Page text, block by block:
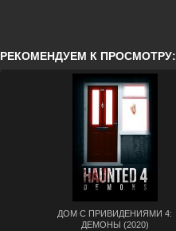
РЕКОМЕНДУЕМ К ПРОСМОТРУ:
ДОМ С ПРИВИДЕНИЯМИ 4:
ДЕМОНЫ (2020)